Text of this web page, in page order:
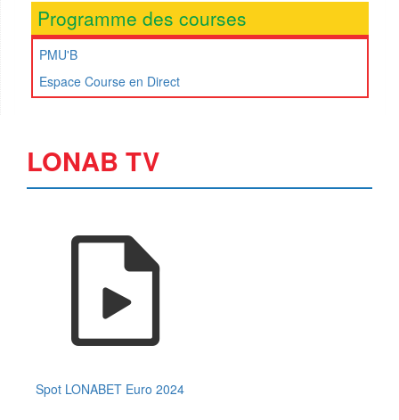
Programme des courses
PMU'B
Espace Course en Direct
LONAB TV
Spot LONABET Euro 2024